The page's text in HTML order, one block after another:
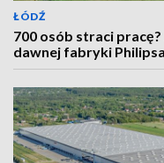
ŁÓDŹ
700 osób straci
dawnej fabryki Philipsa